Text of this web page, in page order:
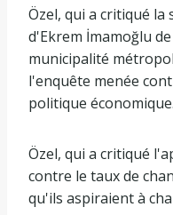
Özel, qui a critiqué
d'Ekrem İmamoğlu
municipalité
l'enquête menée
politique économique.
Özel, qui a critiqué
contre le taux de
qu'ils aspiraient à